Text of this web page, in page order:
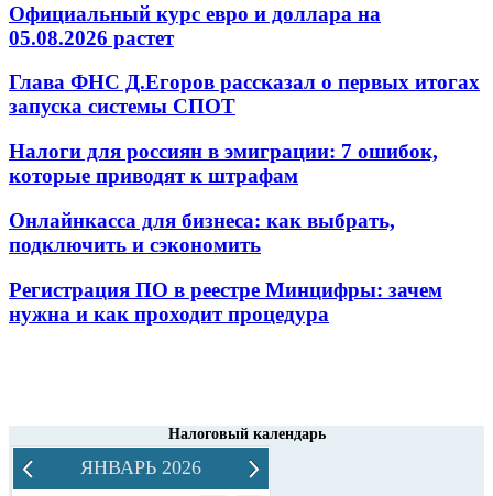
Официальный курс евро и доллара на
05.08.2026 растет
Глава ФНС Д.Егоров рассказал о первых итогах
запуска системы СПОТ
Налоги для россиян в эмиграции: 7 ошибок,
которые приводят к штрафам
Онлайнкасса для бизнеса: как выбрать,
подключить и сэкономить
Регистрация ПО в реестре Минцифры: зачем
нужна и как проходит процедура
Налоговый календарь
ЯНВАРЬ 2026